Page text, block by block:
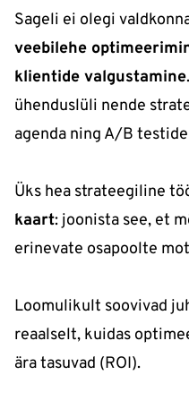
Sageli ei olegi
veebilehe
klientide valgustamine
ühenduslüli nende
agenda ning A/B
Üks hea strateegiline
kaart: joonista see, et
erinevate osapoolte
Loomulikult soovivad
reaalselt, kuidas
ära tasuvad (ROI).